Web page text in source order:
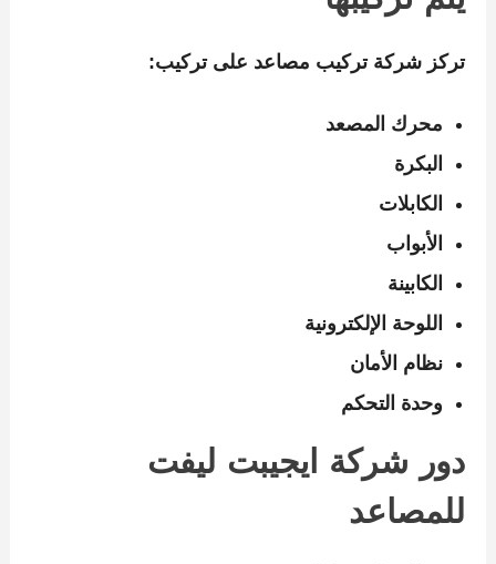
تركز شركة تركيب مصاعد على تركيب:
محرك المصعد
البكرة
الكابلات
الأبواب
الكابينة
اللوحة الإلكترونية
نظام الأمان
وحدة التحكم
دور شركة ايجيبت ليفت
للمصاعد